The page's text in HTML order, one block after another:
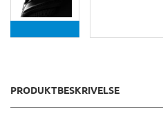
PRODUKTBESKRIVELSE